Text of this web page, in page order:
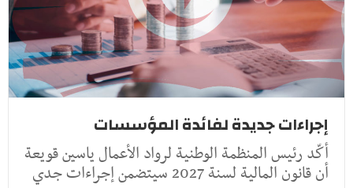
إجراءات جديدة لفائدة المؤسسات
أكّد رئيس المنظمة الوطنية لرواد الأعمال ياسين قويعة
أن قانون المالية لسنة 2027 سيتضمن إجراءات جدي